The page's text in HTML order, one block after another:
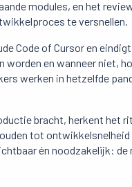
modules, en het
te versnellen.
Code of Cursor en
worden en wanneer niet,
werken in hetzelfde
bracht, herkent het
tot ontwikkelsnelheid
én noodzakelijk: de